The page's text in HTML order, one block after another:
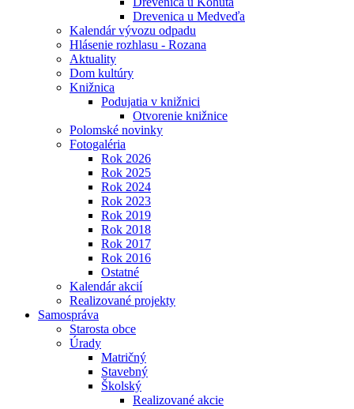
Drevenica u Medveďa
Kalendár vývozu odpadu
Hlásenie rozhlasu - Rozana
Aktuality
Dom kultúry
Knižnica
Podujatia v knižnici
Otvorenie knižnice
Polomské novinky
Fotogaléria
Rok 2026
Rok 2025
Rok 2024
Rok 2023
Rok 2019
Rok 2018
Rok 2017
Rok 2016
Ostatné
Kalendár akcií
Realizované projekty
Samospráva
Starosta obce
Úrady
Matričný
Stavebný
Školský
Realizované akcie